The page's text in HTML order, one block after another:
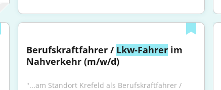
Berufskraftfahrer / Lkw-Fahrer im
Nahverkehr (m/w/d)